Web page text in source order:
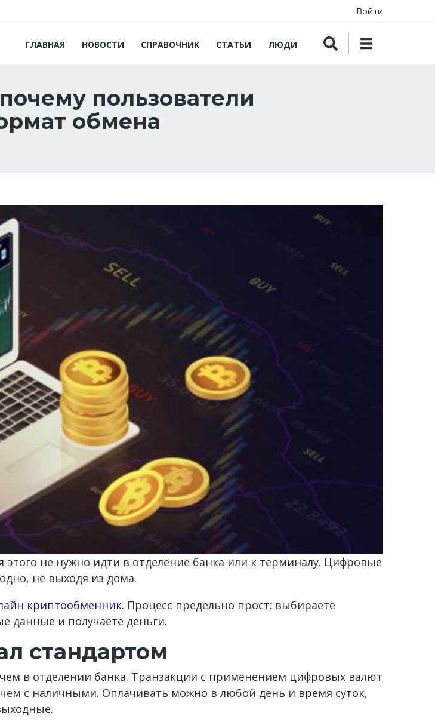
Войти
ГЛАВНАЯ НОВОСТИ СПРАВОЧНИК СТАТЬИ ЛЮДИ
пользователи
обмена
этого не нужно идти в отделение банка или к терминалу. Цифровые
не выходя из дома.
криптообменник. Процесс предельно прост: выбираете
данные и получаете деньги.
стандартом
в отделении банка. Транзакции с применением цифровых валют
с наличными. Оплачивать можно в любой день и время суток,